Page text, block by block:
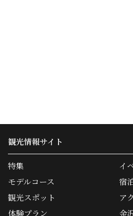
観光情報サイト
特集
モデルコース
観光スポット
体験プラン
イ
宿
ア
金